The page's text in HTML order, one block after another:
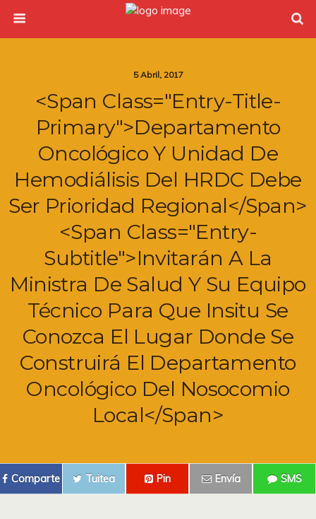
5 Abril, 2017
<span Class="entry-Title-
Primary">Departamento
Oncológico Y Unidad De
Hemodiálisis Del HRDC Debe
Ser Prioridad Regional</span>
<span Class="entry-
Subtitle">Invitarán A La
Ministra De Salud Y Su Equipo
Técnico Para Que Insitu Se
Conozca El Lugar Donde Se
Construirá El Departamento
Oncológico Del Nosocomio
Local</span>
Comparte Tuitea Pin Envía SMS